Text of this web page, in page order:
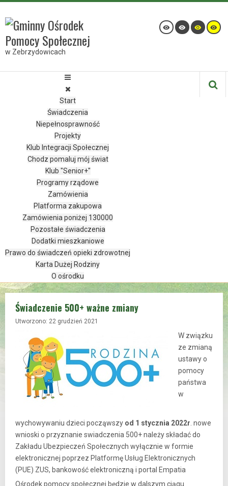
w Zebrzydowicach
Start
Świadczenia
Niepełnosprawność
Projekty
Klub Integracji Społecznej
Chodz pomaluj mój świat
Klub "Senior+"
Programy rządowe
Zamówienia
Platforma zakupowa
Zamówienia poniżej 130000
Pozostałe świadczenia
Dodatki mieszkaniowe
Prawo do świadczeń opieki zdrowotnej
Karta Dużej Rodziny
O ośrodku
Świadczenie 500+ ważne zmiany
Utworzono: 22 grudzień 2021
W związku
ze zmianą
ustawy o
pomocy
państwa
w
wychowywaniu dzieci począwszy od 1 stycznia 2022r . nowe
wnioski o przyznanie swiadczenia 500+ należy składać do
Zakładu Ubezpieczeń Społecznych wyłącznie w formie
elektronicznej poprzez Platformę Usług Elektronicznych
(PUE) ZUS, bankowość elektroniczną i portal Empatia
Ośrodek pomocy społecznej będzie w dalszym ciągu